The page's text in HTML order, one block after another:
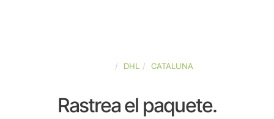
DHL CATALUNA
Rastrea el paquete.